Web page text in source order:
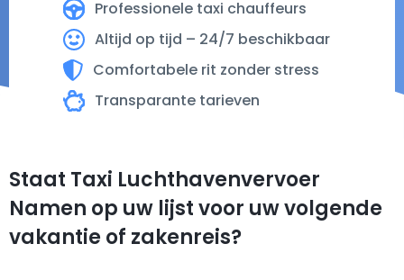
Professionele taxi chauffeurs
Altijd op tijd – 24/7 beschikbaar
Comfortabele rit zonder stress
Transparante tarieven
Staat Taxi Luchthavenvervoer
Namen op uw lijst voor uw volgende
vakantie of zakenreis?